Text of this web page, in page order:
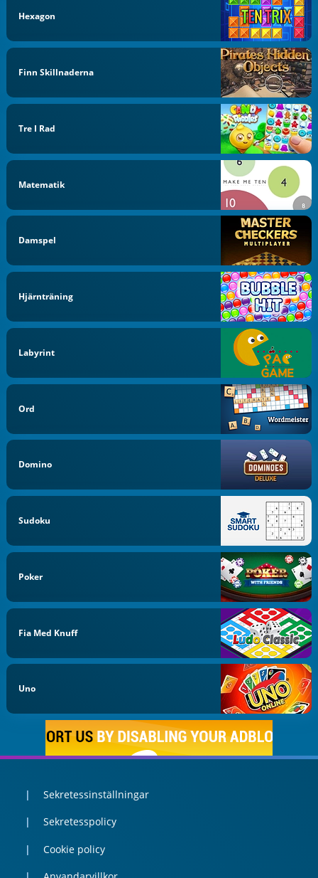
Hexagon
Finn Skillnaderna
Tre I Rad
Matematik
Damspel
Hjärnträning
Labyrint
Ord
Domino
Sudoku
Poker
Fia Med Knuff
Uno
Sekretessinställningar
Sekretesspolicy
Cookie policy